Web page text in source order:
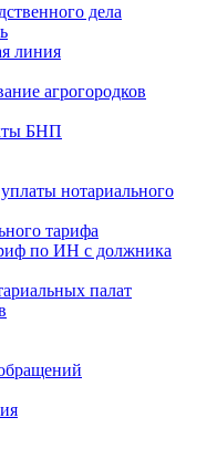
дела
линия
агрогородков
БНП
нотариального
тарифа
по ИН с должника
палат